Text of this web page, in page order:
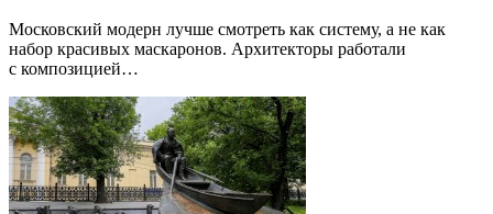
Московский модерн лучше смотреть как систему, а не как
набор красивых маскаронов. Архитекторы работали
с композицией…